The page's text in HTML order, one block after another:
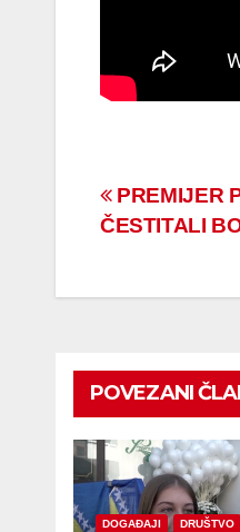
PREMIJER
ČESTITALI
POVEZANI
DOGAĐAJI DRUŠTVO